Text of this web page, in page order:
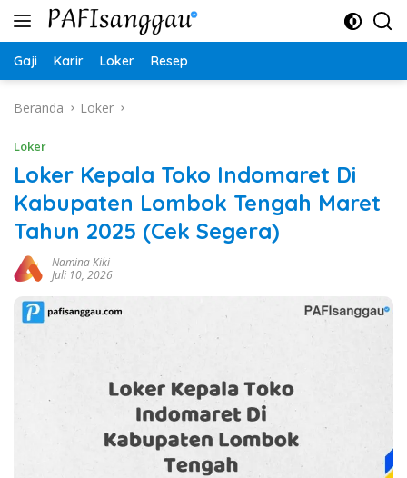
Langsung
Gaji Karir Loker Resep
Beranda Loker
Loker
Loker Kepala Toko Indomaret Di
Kabupaten Lombok Tengah Maret
Tahun 2025 (Cek Segera)
Namina Kiki
Juli 10, 2026